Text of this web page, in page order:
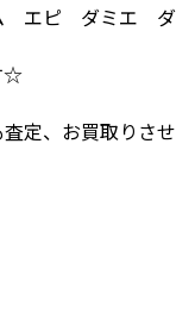
ム エピ ダミエ ダ
☆
定、お買取りさせ